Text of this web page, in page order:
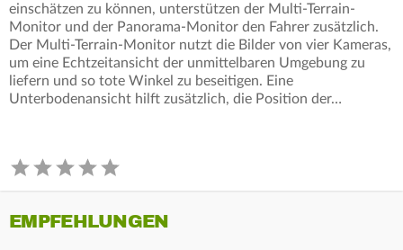
einschätzen zu können, unterstützen der Multi-Terrain-
Monitor und der Panorama-Monitor den Fahrer zusätzlich.
Der Multi-Terrain-Monitor nutzt die Bilder von vier Kameras,
um eine Echtzeitansicht der unmittelbaren Umgebung zu
liefern und so tote Winkel zu beseitigen. Eine
Unterbodenansicht hilft zusätzlich, die Position der…
EMPFEHLUNGEN